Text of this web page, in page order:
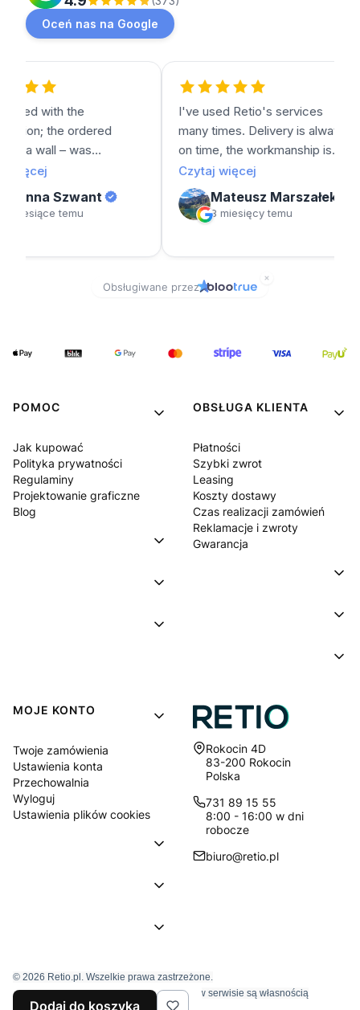
POMOC
Jak kupować
Polityka prywatności
Regulaminy
Projektowanie graficzne
Blog
OBSŁUGA KLIENTA
Płatności
Szybki zwrot
Leasing
Koszty dostawy
Czas realizacji zamówień
Reklamacje i zwroty
Gwarancja
MOJE KONTO
Twoje zamówienia
Ustawienia konta
Przechowalnia
Wyloguj
Ustawienia plików cookies
Adres:
Rokocin 4D
83-200 Rokocin
Polska
731 89 15 55
8:00 - 16:00 w dni
robocze
biuro@retio.pl
© 2026 Retio.pl. Wszelkie prawa zastrzeżone.
Znaki towarowe i nazwy firmowe używane w serwisie są własnością
Dodaj do koszyka